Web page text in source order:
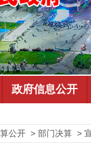
公开 > 部门决算 >